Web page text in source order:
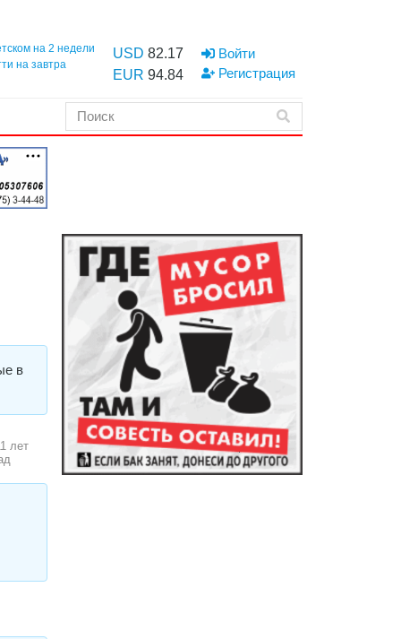
на 2 недели
на завтра
USD 82.17
EUR 94.84
Войти
Регистрация
в
лет